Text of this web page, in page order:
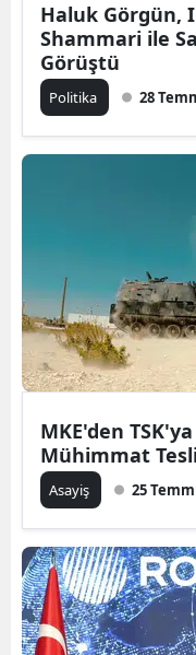
Haluk Görgün,
Shammari ile
Görüştü
Politika 28
MKE'den
Mühimmat
Asayiş 25